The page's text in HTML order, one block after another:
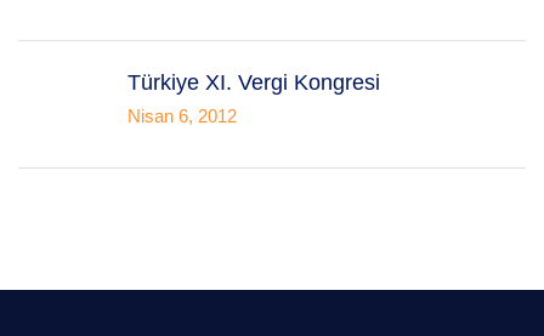
Türkiye XI. Vergi Kongresi
Nisan 6, 2012